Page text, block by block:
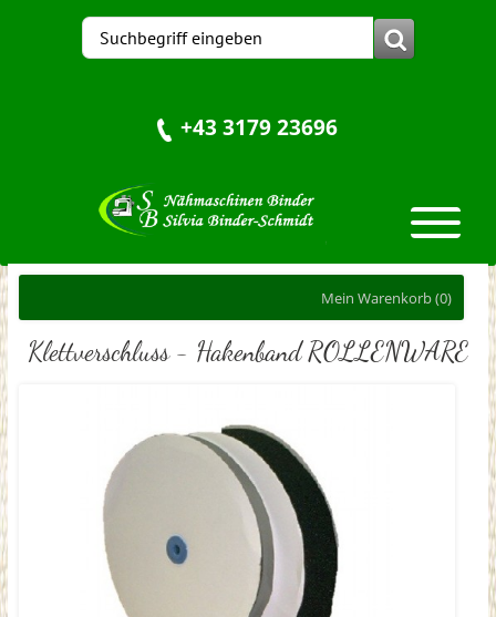
+43 3179 23696
Mein Warenkorb(0)
Klettverschluss - Hakenband ROLLENWARE